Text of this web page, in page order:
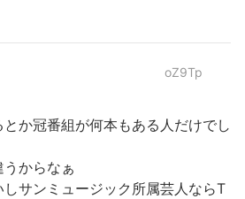
oZ9Tp
か冠番組が何本もある人だけでし
からなぁ
サンミュージック所属芸人ならT